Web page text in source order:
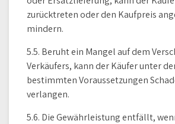
zurücktreten oder den Kaufpreis
mindern.
5.5. Beruht ein Mangel auf dem
Verkäufers, kann der Käufer unter
bestimmten Voraussetzungen
verlangen.
5.6. Die Gewährleistung entfällt,